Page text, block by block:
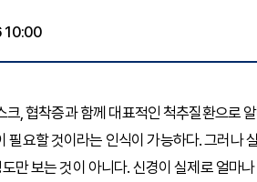
10:00
, 협착증과 함께 대표적인 척추질환으로
필요할 것이라는 인식이 가능하다. 그러나
만 보는 것이 아니다. 신경이 실제로 얼마